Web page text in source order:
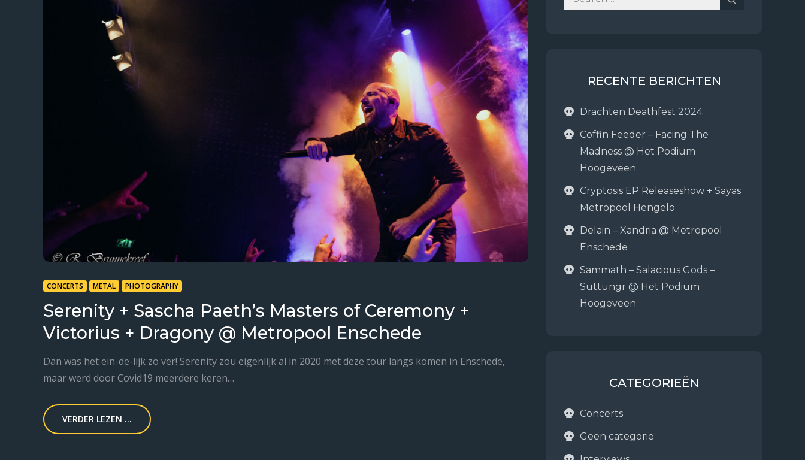
CONCERTS METAL PHOTOGRAPHY
Serenity + Sascha Paeth’s Masters of Ceremony +
Victorius + Dragony @ Metropool Enschede
Dan was het ein-de-lijk zo ver! Serenity zou eigenlijk al in 2020 met deze tour langs komen in Enschede,
maar werd door Covid19 meerdere keren…
VERDER LEZEN ...
for:
RECENTE BERICHTEN
Drachten Deathfest 2024
Coffin Feeder – Facing The
Madness @ Het Podium
Hoogeveen
Cryptosis EP Releaseshow + Sayas
Metropool Hengelo
Delain – Xandria @ Metropool
Enschede
Sammath – Salacious Gods –
Suttungr @ Het Podium
Hoogeveen
CATEGORIEËN
Concerts
Geen categorie